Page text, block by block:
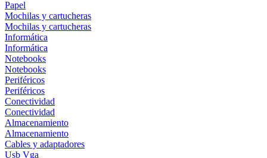
Papel
Mochilas y cartucheras
Mochilas y cartucheras
Informática
Informática
Notebooks
Notebooks
Periféricos
Periféricos
Conectividad
Conectividad
Almacenamiento
Almacenamiento
Cables y adaptadores
Usb Vga